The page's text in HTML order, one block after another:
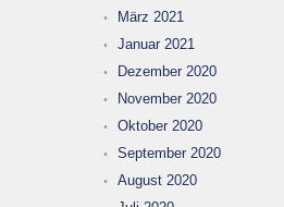
März 2021
Januar 2021
Dezember 2020
November 2020
Oktober 2020
September 2020
August 2020